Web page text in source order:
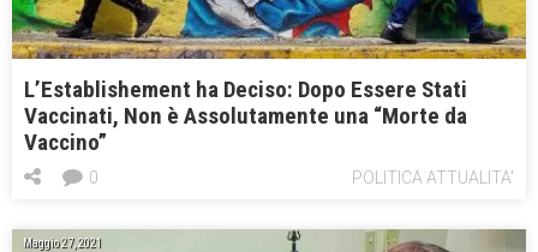
L’Establishement ha Deciso: Dopo Essere Stati
Vaccinati, Non è Assolutamente una “Morte da
Vaccino”
POLITICA ATTUALITA'
0
Maggio 27, 2021